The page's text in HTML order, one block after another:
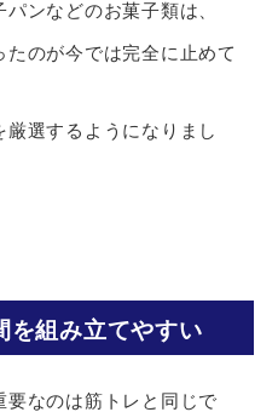
ンなどのお菓子類は、
のが今では完全に止めて
選するようになりまし
を組み立てやすい
なのは筋トレと同じで